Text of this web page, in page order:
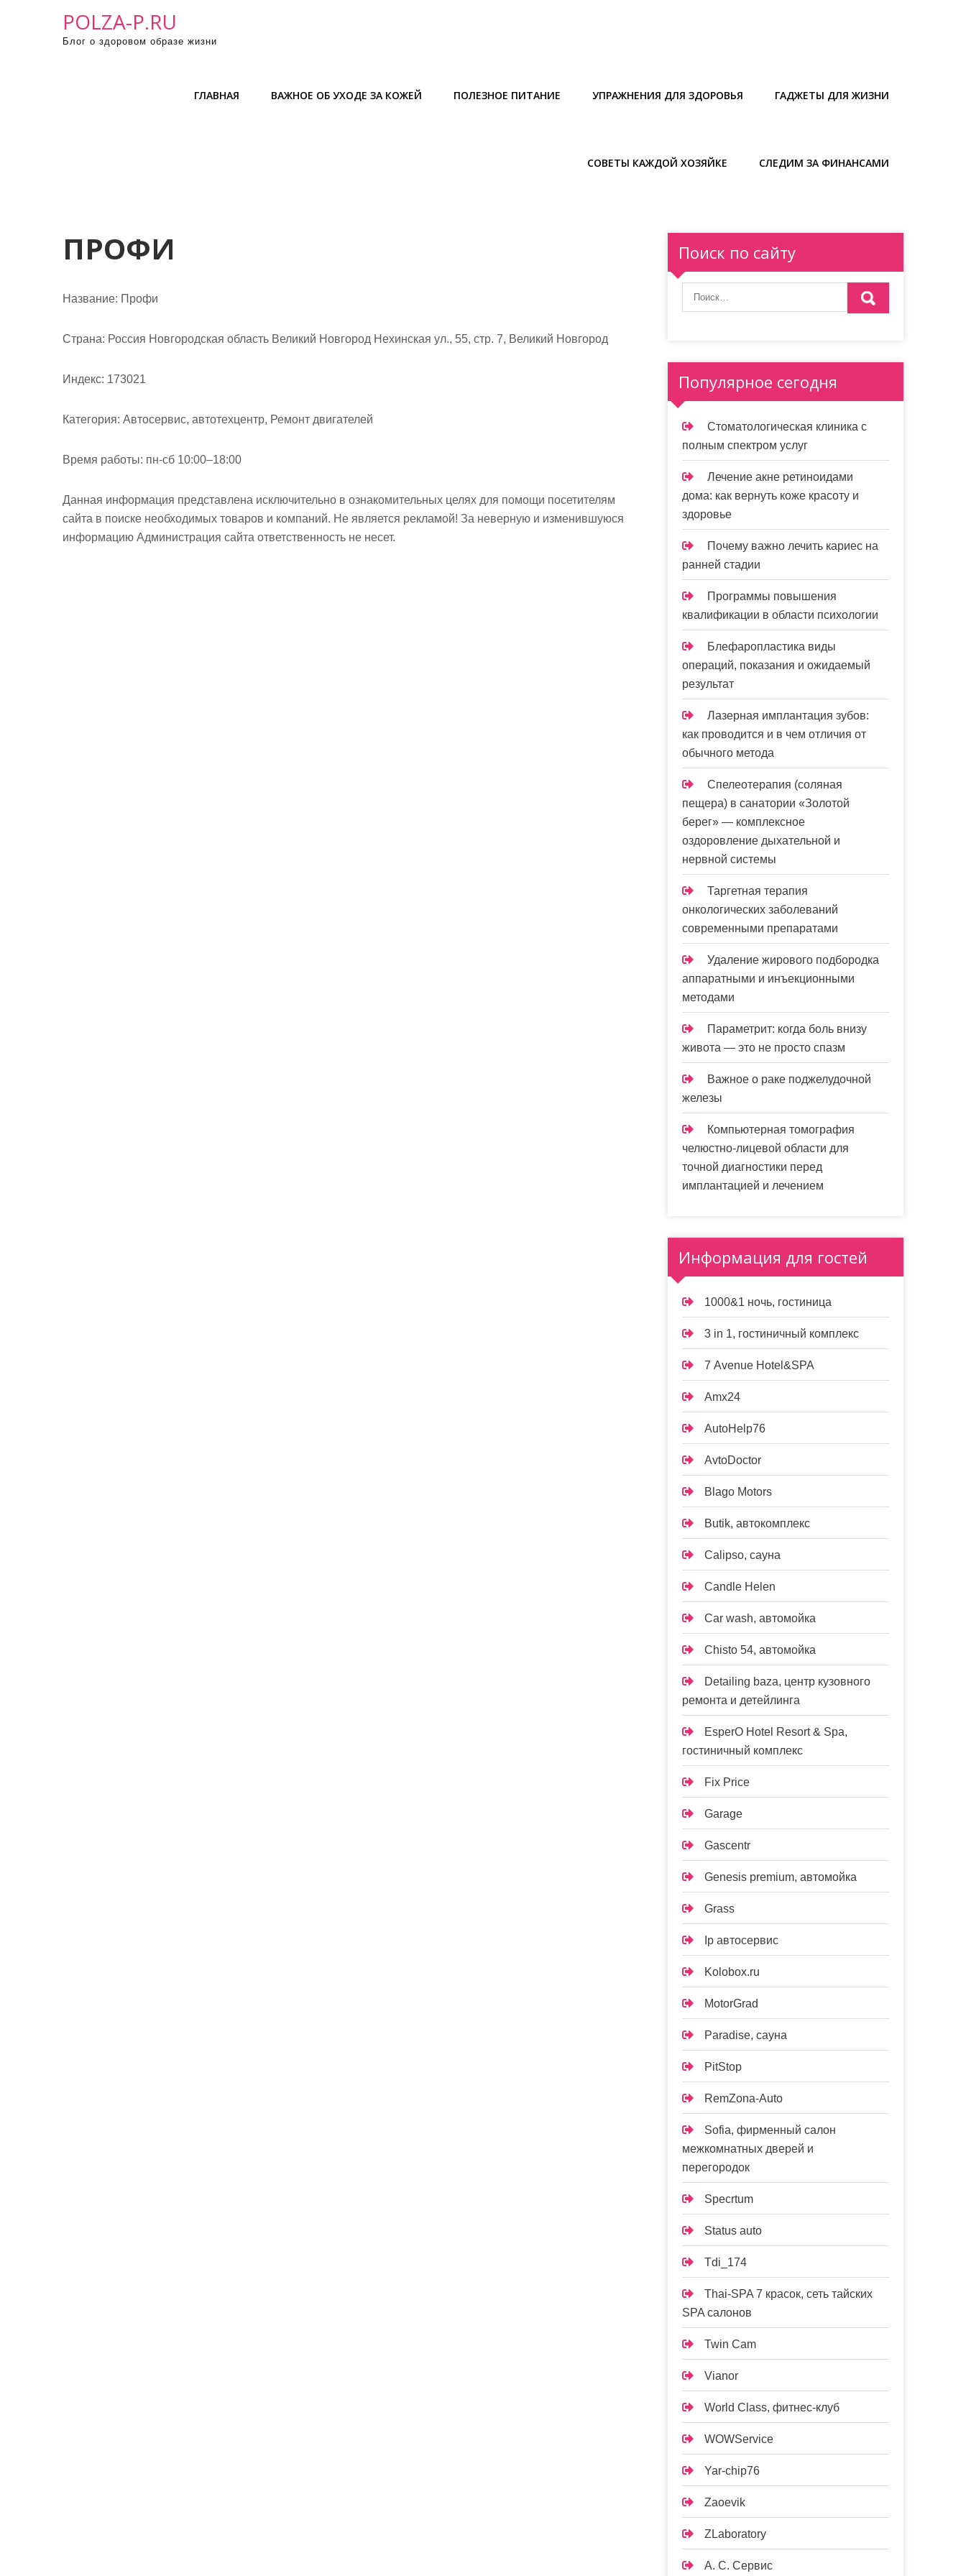
POLZA-P.RU
Блог о здоровом образе жизни
ГЛАВНАЯ ВАЖНОЕ ОБ УХОДЕ ЗА КОЖЕЙ ПОЛЕЗНОЕ ПИТАНИЕ УПРАЖНЕНИЯ ДЛЯ ЗДОРОВЬЯ ГАДЖЕТЫ ДЛЯ ЖИЗНИ
СОВЕТЫ КАЖДОЙ ХОЗЯЙКЕ СЛЕДИМ ЗА ФИНАНСАМИ
ПРОФИ
Название: Профи
Страна: Россия Новгородская область Великий Новгород Нехинская ул., 55, стр. 7, Великий Новгород
Индекс: 173021
Категория: Автосервис, автотехцентр, Ремонт двигателей
Время работы: пн-сб 10:00–18:00
Данная информация представлена исключительно в ознакомительных целях для помощи посетителям
сайта в поиске необходимых товаров и компаний. Не является рекламой! За неверную и изменившуюся
информацию Администрация сайта ответственность не несет.
Поиск по сайту
Популярное сегодня
Стоматологическая клиника с
полным спектром услуг
Лечение акне ретиноидами
дома: как вернуть коже красоту и
здоровье
Почему важно лечить кариес на
ранней стадии
Программы повышения
квалификации в области психологии
Блефаропластика виды
операций, показания и ожидаемый
результат
Лазерная имплантация зубов:
как проводится и в чем отличия от
обычного метода
Спелеотерапия (соляная
пещера) в санатории «Золотой
берег» — комплексное
оздоровление дыхательной и
нервной системы
Таргетная терапия
онкологических заболеваний
современными препаратами
Удаление жирового подбородка
аппаратными и инъекционными
методами
Параметрит: когда боль внизу
живота — это не просто спазм
Важное о раке поджелудочной
железы
Компьютерная томография
челюстно-лицевой области для
точной диагностики перед
имплантацией и лечением
Информация для гостей
1000&1 ночь, гостиница
3 in 1, гостиничный комплекс
7 Avenue Hotel&SPA
Amx24
AutoHelp76
AvtoDoctor
Blago Motors
Butik, автокомплекс
Calipso, сауна
Candle Helen
Car wash, автомойка
Chisto 54, автомойка
Detailing baza, центр кузовного
ремонта и детейлинга
EsperO Hotel Resort & Spa,
гостиничный комплекс
Fix Price
Garage
Gascentr
Genesis premium, автомойка
Grass
Ip автосервис
Kolobox.ru
MotorGrad
Paradise, сауна
PitStop
RemZona-Auto
Sofia, фирменный салон
межкомнатных дверей и
перегородок
Specrtum
Status auto
Tdi_174
Thai-SPA 7 красок, сеть тайских
SPA салонов
Twin Cam
Vianor
World Class, фитнес-клуб
WOWService
Yar-chip76
Zaoevik
ZLaboratory
А. С. Сервис